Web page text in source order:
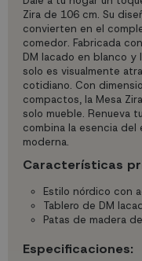
Zira de 106 cm. Su
convierten en el
comedor. Fabricada
DM lacado en blanco y
solo es visualmente
cotidiano. Con
compactos, la Mesa
solo mueble. Renueva
combina la esencia
moderna.
Características
Estilo nórdico con
Tablero de DM
Patas de madera
Especificaciones: